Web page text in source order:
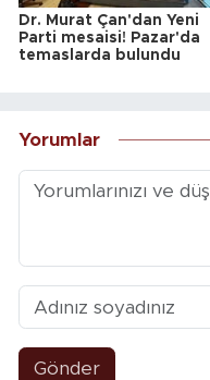
Dr. Murat Çan'dan Yeni
Parti mesaisi! Pazar'da
temaslarda bulundu
Yorumlar
Gönder